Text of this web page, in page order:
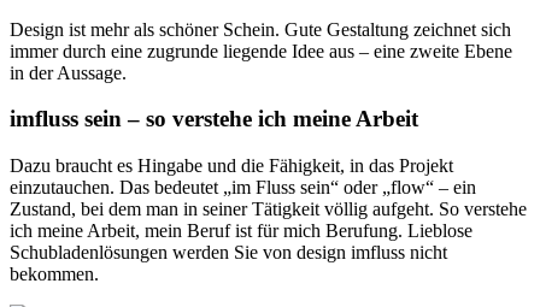
Design ist mehr als schöner Schein. Gute Gestaltung zeichnet sich
immer durch eine zugrunde liegende Idee aus – eine zweite Ebene
in der Aussage.
imfluss sein – so verstehe ich meine Arbeit
Dazu braucht es Hingabe und die Fähigkeit, in das Projekt
einzutauchen. Das bedeutet „im Fluss sein“ oder „flow“ – ein
Zustand, bei dem man in seiner Tätigkeit völlig aufgeht. So verstehe
ich meine Arbeit, mein Beruf ist für mich Berufung. Lieblose
Schubladenlösungen werden Sie von design imfluss nicht
bekommen.